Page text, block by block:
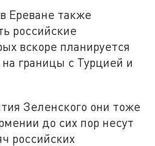
Ереване также
российские
вскоре планируется
границы с Турцией и
Зеленского они тоже
до сих пор несут
российских